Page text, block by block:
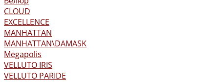
CLOUD
EXCELLENCE
MANHATTAN
MANHATTAN\DAMASK
Megapolis
VELLUTO IRIS
VELLUTO PARIDE